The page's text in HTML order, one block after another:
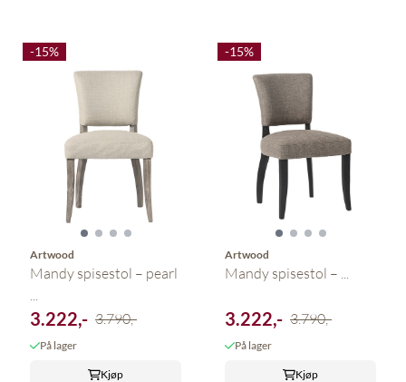
-15%
Artwood
Mandy spisestol – pearl
3.222,- 3.790,-
På lager
Kjøp
-15%
Artwood
Mandy spisestol – ...
3.222,- 3.790,-
På lager
Kjøp